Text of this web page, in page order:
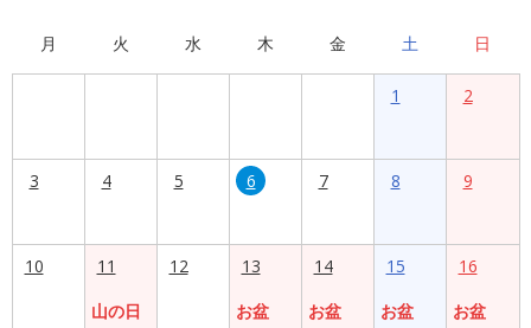
月 火 水 木 金 土 日
1 2
3 4 5 6 7 8 9
10
11
山の日
12
13
お盆
14
お盆
15
お盆
16
お盆